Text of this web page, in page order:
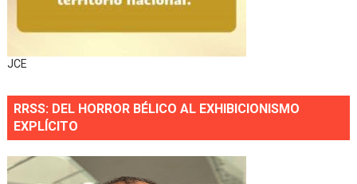
JCE
RRSS: DEL HORROR BÉLICO AL EXHIBICIONISMO
EXPLÍCITO